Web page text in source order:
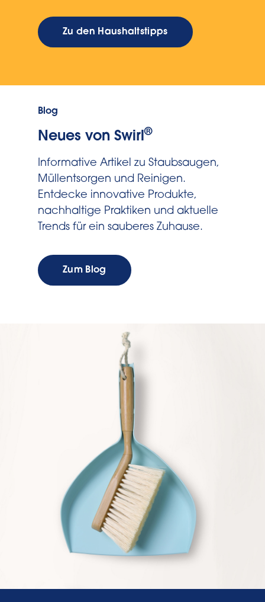
Zu den Haushaltstipps
Blog
Neues von Swirl ®
Informative Artikel zu Staubsaugen,
Müllentsorgen und Reinigen.
Entdecke innovative Produkte,
nachhaltige Praktiken und aktuelle
Trends für ein sauberes Zuhause.
Zum Blog